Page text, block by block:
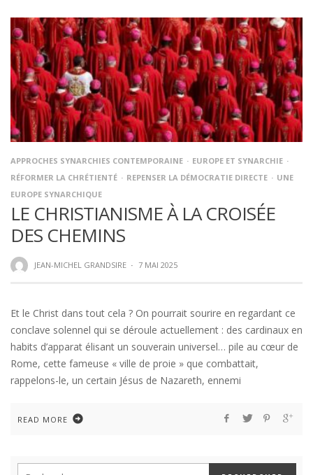
APPROCHES SYNARCHIES CONTEMPORAINE
EUROPE ET SYNARCHIE
RÉFORMER LA CHRÉTIENTÉ
REPENSER LA DÉMOCRATIE DIRECTE
UNE
EUROPE SYNARCHIQUE
LE CHRISTIANISME À LA CROISÉE
DES CHEMINS
JEAN-MICHEL GRANDSIRE · 7 MAI 2025
Et le Christ dans tout cela ? On pourrait sourire en regardant ce
conclave solennel qui se déroule actuellement : des cardinaux en
habits d’apparat élisant un souverain universel… pile au cœur de
Rome, cette fameuse « ville de proie » que combattait,
rappelons-le, un certain Jésus de Nazareth, ennemi
READ MORE